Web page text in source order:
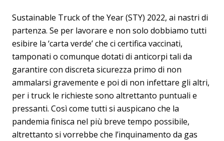
Sustainable Truck of the Year (STY) 2022, ai nastri di
partenza. Se per lavorare e non solo dobbiamo tutti
esibire la ‘carta verde’ che ci certifica vaccinati,
tamponati o comunque dotati di anticorpi tali da
garantire con discreta sicurezza primo di non
ammalarsi gravemente e poi di non infettare gli altri,
per i truck le richieste sono altrettanto puntuali e
pressanti. Così come tutti si auspicano che la
pandemia finisca nel più breve tempo possibile,
altrettanto si vorrebbe che l’inquinamento da gas